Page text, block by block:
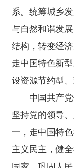
系。统筹城乡
与自然和谐发
结构，转变经
走中国特色新
设资源节约型、
中国共产
坚持党的领导
一，走中国特
主义民主，健